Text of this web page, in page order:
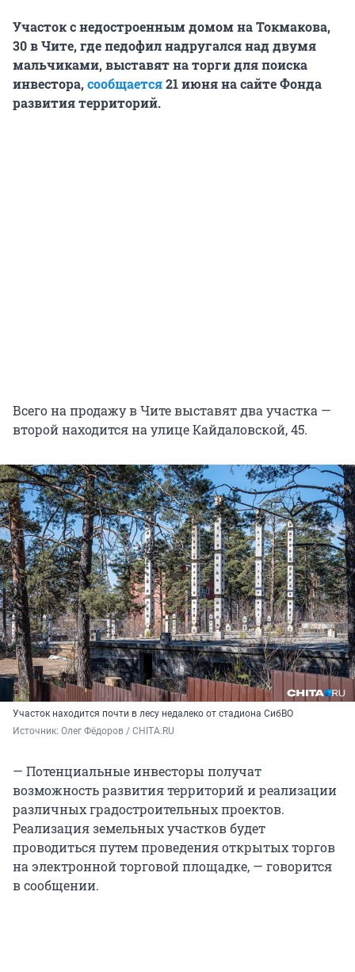
Участок с недостроенным домом на Токмакова,
30 в Чите, где педофил надругался над двумя
мальчиками, выставят на торги для поиска
инвестора,сообщается21 июня на сайте Фонда
развития территорий.
Всего на продажу в Чите выставят два участка —
второй находится на улице Кайдаловской, 45.
Участок находится почти в лесу недалеко от стадиона СибВО
Источник: Олег Фёдоров / CHITA.RU
— Потенциальные инвесторы получат
возможность развития территорий и реализации
различных градостроительных проектов.
Реализация земельных участков будет
проводиться путем проведения открытых торгов
на электронной торговой площадке, — говорится
в сообщении.